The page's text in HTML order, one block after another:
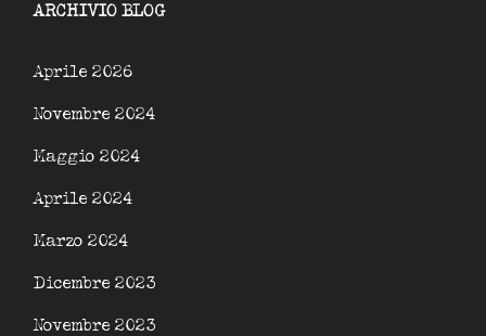
ARCHIVIO BLOG
Aprile 2026
Novembre 2024
Maggio 2024
Aprile 2024
Marzo 2024
Dicembre 2023
Novembre 2023